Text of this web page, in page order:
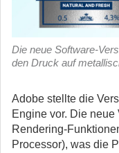
Die neue Software-
den Druck auf
Adobe stellte die
Engine vor. Die
Rendering-
Processor), was die